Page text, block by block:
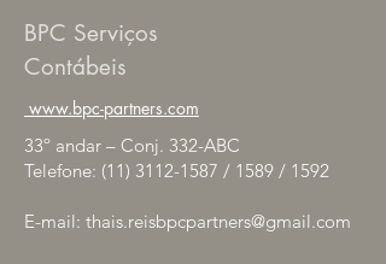
BPC Serviços
Contábeis
www.bpc-partners.com
33º andar – Conj. 332-ABC
Telefone: (11) 3112-1587 / 1589 / 1592
E-mail: thais.reisbpcpartners@gmail.com